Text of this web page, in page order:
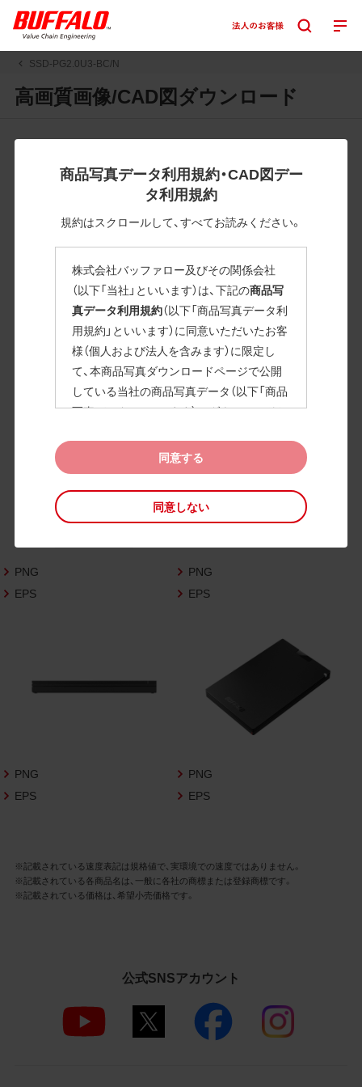
SSD-PG2.0U3-BC/N
高画質画像/CAD図ダウンロード
商品写真データ利用規約・CAD図デー
タ利用規約
規約はスクロールして、すべてお読みください。
株式会社バッファロー及びその関係会社
（以下「当社」といいます）は、下記の商品写
真データ利用規約（以下「商品写真データ利
用規約」といいます）に同意いただいたお客
様（個人および法人を含みます）に限定し
て、本商品写真ダウンロードページで公開
している当社の商品写真データ（以下「商品
写真データ」といいます）のダウンロードお
また、当社は、下記のCAD図データ利用規約
（以下「CAD図データ利用規約」といいます）
に同意いただいたお客様に限定して、本CA
D図ダウンロードページで公開している当
いいます）の利用を許諾いたします。
お客様が「同意する」ボタンをクリックされ
た場合、商品写真データ利用規約及びCAD
なお、商品写真データ利用規約及びCAD図
データ利用規約の記載事項は予告なく変更
されることがあります。各データをダウン
ロードする際には最新の規約をご確認くだ
さいますようお願い申し上げます。
商品写真データ利用規約
2.利用許諾
の報道・解説に利用する場合に限り商品写
ます。当社からの個別の同意を得た場合を
除き、上記の目的、利用方法以外に商品写真
同意する
同意しない
すと圧縮ファイルのダウンロードが始まります。
JPEG・EPSファイルにはパスが設定されています。画像編集
の際に便利です。PNG画像は原則として背景を透過したもの
を提供しています。
掲載データ「JPEG、PNG : 低解像度(RGBカラー)」 「EPS : 高
解像度(CMYKカラー)」
SSD-PG2.0U3-BC/N
高画質画像
PNG
EPS
PNG
EPS
PNG
EPS
PNG
EPS
※記載されている速度表記は規格値で、実環境での速度ではありません。
※記載されている各商品名は、一般に各社の商標または登録商標です。
※記載されている価格は、希望小売価格です。
公式SNSアカウント